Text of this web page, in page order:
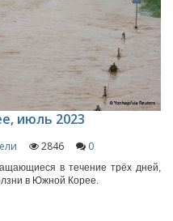
июль 2023
2846 0
в течение трёх дней,
в Южной Корее.